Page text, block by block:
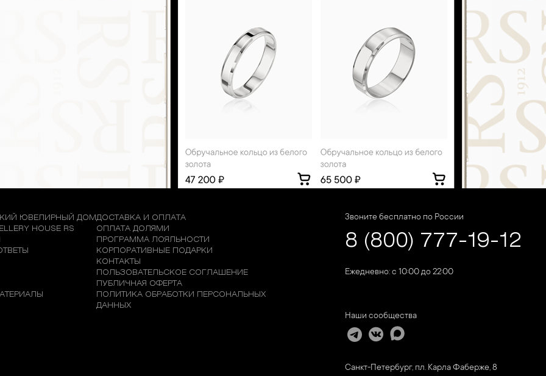
ЮВЕЛИРНЫЙ ДОМ
HOUSE RS
ДОСТАВКА И ОПЛАТА
ОПЛАТА ДОЛЯМИ
ПРОГРАММА ЛОЯЛЬНОСТИ
КОРПОРАТИВНЫЕ ПОДАРКИ
КОНТАКТЫ
ПОЛЬЗОВАТЕЛЬСКОЕ СОГЛАШЕНИЕ
ПУБЛИЧНАЯ ОФЕРТА
ПОЛИТИКА ОБРАБОТКИ ПЕРСОНАЛЬНЫХ
ДАННЫХ
Звоните бесплатно по России
8 (800) 777-19-12
Ежедневно: с 10:00 до 22:00
Наши сообщества
Санкт-Петербург, пл. Карла Фаберже, 8